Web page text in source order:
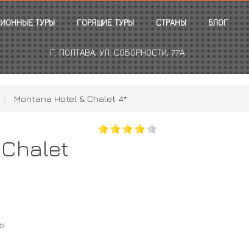
ТУРЫ ГОРЯЩИЕ ТУРЫ СТРАНЫ БЛОГ
Г. ПОЛТАВА, УЛ. СОБОРНОСТИ, 77А
Montana Hotel & Chalet 4*